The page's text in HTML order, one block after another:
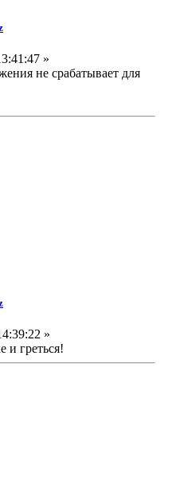
»
не срабатывает для
»
и греться!